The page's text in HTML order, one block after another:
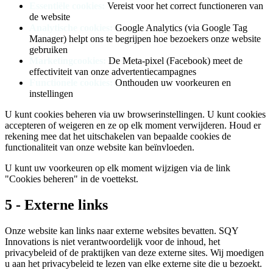
Vereist voor het correct functioneren van
de website
Google Analytics (via Google Tag
Manager) helpt ons te begrijpen hoe bezoekers onze website
gebruiken
De Meta-pixel (Facebook) meet de
effectiviteit van onze advertentiecampagnes
Onthouden uw voorkeuren en
instellingen
U kunt cookies beheren via uw browserinstellingen. U kunt cookies
accepteren of weigeren en ze op elk moment verwijderen. Houd er
rekening mee dat het uitschakelen van bepaalde cookies de
functionaliteit van onze website kan beïnvloeden.
U kunt uw voorkeuren op elk moment wijzigen via de link
"Cookies beheren" in de voettekst.
5 - Externe links
Onze website kan links naar externe websites bevatten. SQY
Innovations is niet verantwoordelijk voor de inhoud, het
privacybeleid of de praktijken van deze externe sites. Wij moedigen
u aan het privacybeleid te lezen van elke externe site die u bezoekt.